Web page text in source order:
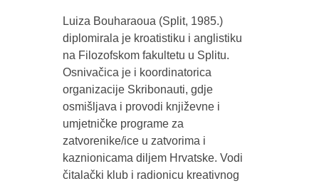
Luiza Bouharaoua (Split, 1985.)
diplomirala je kroatistiku i anglistiku
na Filozofskom fakultetu u Splitu.
Osnivačica je i koordinatorica
organizacije Skribonauti, gdje
osmišljava i provodi književne i
umjetničke programe za
zatvorenike/ice u zatvorima i
kaznionicama diljem Hrvatske. Vodi
čitalački klub i radionicu kreativnog